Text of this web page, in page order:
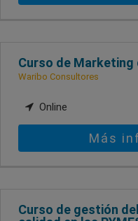
Curso de Marketing
Waribo Consultores
Online
Más
Curso de gestión